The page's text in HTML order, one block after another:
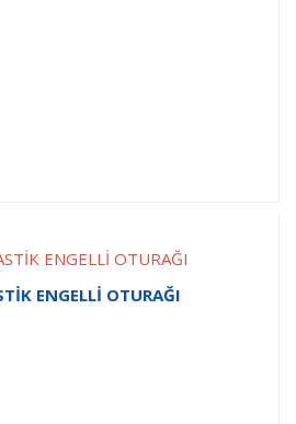
ENGELLİ OTURAĞI